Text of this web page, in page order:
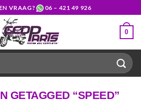
VRAAG? 06 – 421 49 926
0
GETAGGED “SPEED”